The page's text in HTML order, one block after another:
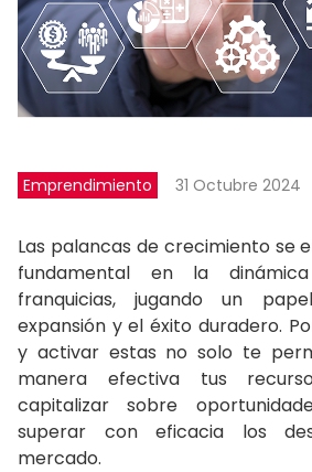
Emprendimiento 31 Octubre 2024
Las palancas de crecimiento se
fundamental en la
franquicias, jugando un
expansión y el éxito duradero.
y activar estas no solo te
manera efectiva tus
capitalizar sobre
superar con eficacia los
mercado.